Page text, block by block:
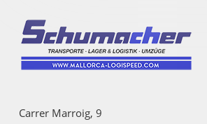
Carrer Marroig, 9